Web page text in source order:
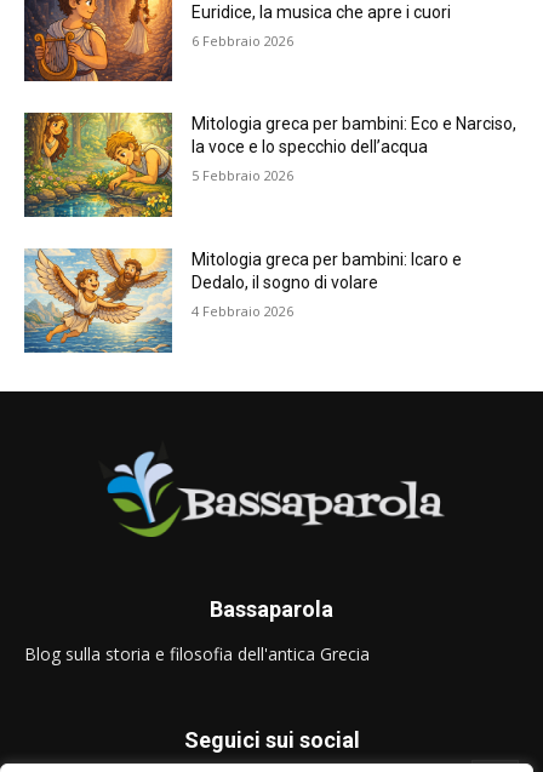
Euridice, la musica che apre i cuori
6 Febbraio 2026
Mitologia greca per bambini: Eco e Narciso,
la voce e lo specchio dell’acqua
5 Febbraio 2026
Mitologia greca per bambini: Icaro e
Dedalo, il sogno di volare
4 Febbraio 2026
Bassaparola
Blog sulla storia e filosofia dell'antica Grecia
Seguici sui social